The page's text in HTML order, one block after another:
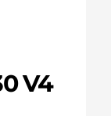
V4